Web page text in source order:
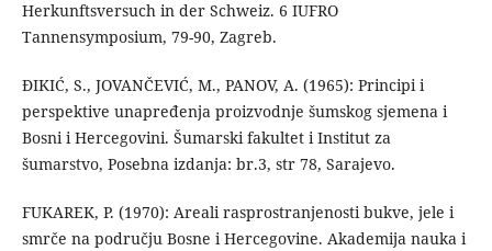
Herkunftsversuch in der Schweiz. 6 IUFRO
Tannensymposium, 79-90, Zagreb.
ĐIKIĆ, S., JOVANČEVIĆ, M., PANOV, A. (1965): Principi i
perspektive unapređenja proizvodnje šumskog sjemena i
Bosni i Hercegovini. Šumarski fakultet i Institut za
šumarstvo, Posebna izdanja: br.3, str 78, Sarajevo.
FUKAREK, P. (1970): Areali rasprostranjenosti bukve, jele i
smrče na području Bosne i Hercegovine. Akademija nauka i